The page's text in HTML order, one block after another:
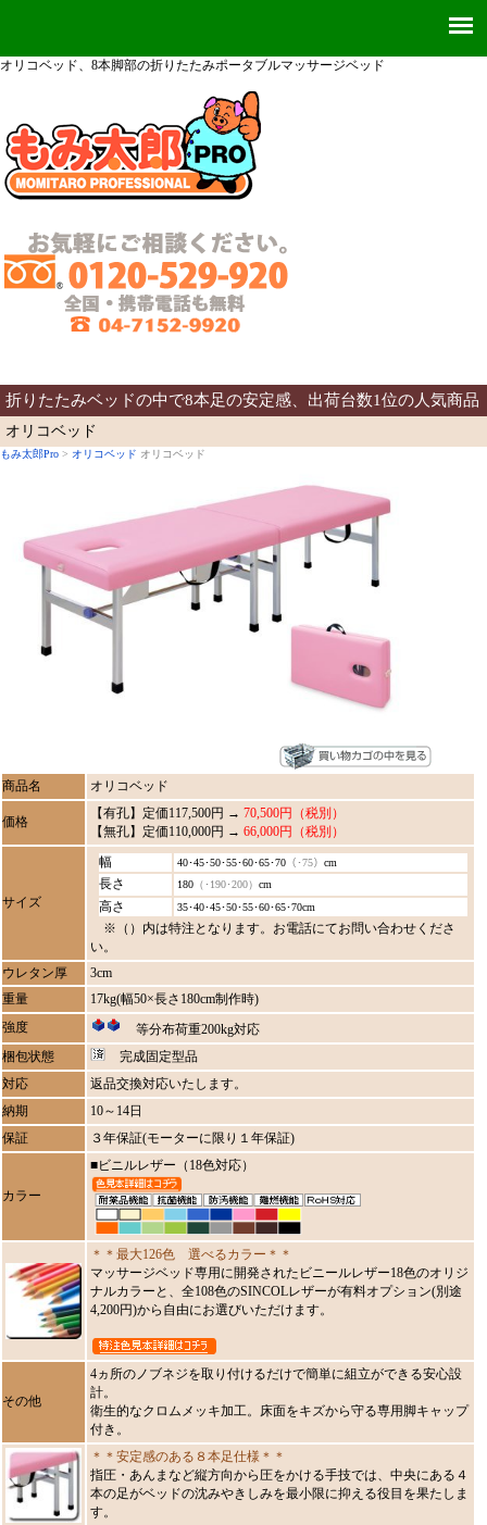
オリコベッド、8本脚部の折りたたみポータブルマッサージベッド
折りたたみベッドの中で8本足の安定感、出荷台数1位の人気商品
オリコベッド
もみ太郎Pro > オリコベッド オリコベッド
商品名 オリコベッド
価格
【有孔】定価117,500円 → 70,500円（税別）
【無孔】定価110,000円 → 66,000円（税別）
サイズ
幅 40･45･50･55･60･65･70 （･75） cm
長さ 180 （･190･200） cm
高さ 35･40･45･50･55･60･65･70cm
※（）内は特注となります。お電話にてお問い合わせくださ
い。
ウレタン厚
3cm
重量
17kg(幅50×長さ180cm制作時)
強度
等分布荷重200kg対応
梱包状態
完成固定型品
対応
返品交換対応いたします。
納期
10～14日
保証
３年保証(モーターに限り１年保証)
カラー
■ビニルレザー（18色対応）
＊＊最大126色 選べるカラー＊＊
マッサージベッド専用に開発されたビニールレザー18色のオリジ
ナルカラーと、全108色のSINCOLレザーが有料オプション(別途
4,200円)から自由にお選びいただけます。
その他
4ヵ所のノブネジを取り付けるだけで簡単に組立ができる安心設
計。
衛生的なクロムメッキ加工。床面をキズから守る専用脚キャップ
付き。
＊＊安定感のある８本足仕様＊＊
指圧・あんまなど縦方向から圧をかける手技では、中央にある４
本の足がベッドの沈みやきしみを最小限に抑える役目を果たしま
す。